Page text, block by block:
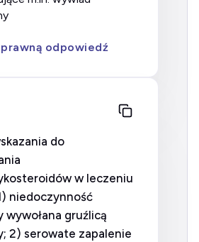
odpowiedź
do
w leczeniu
niedoczynność
wywołana gruźlicą
2) serowate zapalenie